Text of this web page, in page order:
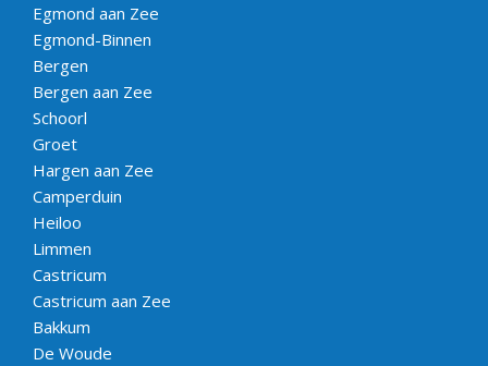
Egmond aan Zee
Egmond-Binnen
Bergen
Bergen aan Zee
Schoorl
Groet
Hargen aan Zee
Camperduin
Heiloo
Limmen
Castricum
Castricum aan Zee
Bakkum
De Woude